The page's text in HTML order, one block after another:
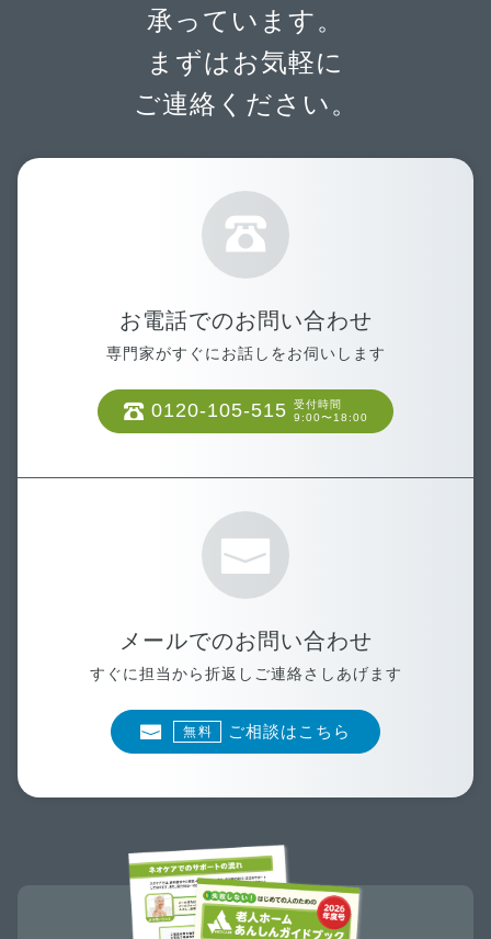
承っています。
まずはお気軽に
ご連絡ください。
お電話でのお問い合わせ
専門家がすぐにお話しをお伺いします
0120-105-515
受付時間
9:00〜18:00
メールでのお問い合わせ
すぐに担当から折返しご連絡さしあげます
無料 ご相談はこちら